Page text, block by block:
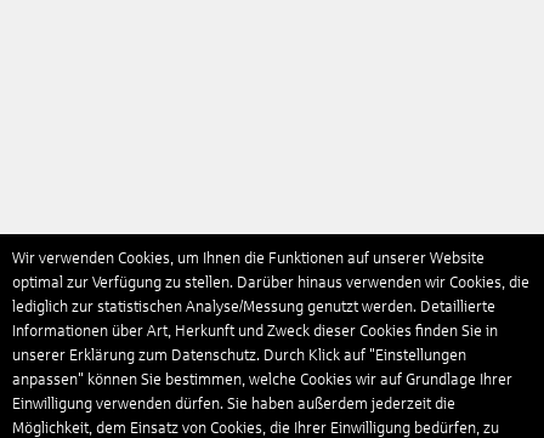
Wir verwenden Cookies, um Ihnen die Funktionen auf unserer Website
optimal zur Verfügung zu stellen. Darüber hinaus verwenden wir Cookies, die
lediglich zur statistischen Analyse/Messung genutzt werden. Detaillierte
Informationen über Art, Herkunft und Zweck dieser Cookies finden Sie in
unserer Erklärung zum Datenschutz. Durch Klick auf "Einstellungen
anpassen" können Sie bestimmen, welche Cookies wir auf Grundlage Ihrer
Einwilligung verwenden dürfen. Sie haben außerdem jederzeit die
Möglichkeit, dem Einsatz von Cookies, die Ihrer Einwilligung bedürfen, zu